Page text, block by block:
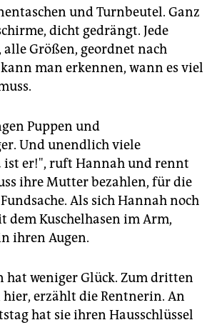
und Turnbeutel. Ganz
dicht gedrängt. Jede
alle Größen, geordnet nach
man erkennen, wann es viel
Puppen und
Und unendlich viele
ist er!", ruft Hannah und rennt
ihre Mutter bezahlen, für die
Als sich Hannah noch
dem Kuschelhasen im Arm,
ihren Augen.
hat weniger Glück. Zum dritten
hier, erzählt die Rentnerin. An
hat sie ihren Hausschlüssel